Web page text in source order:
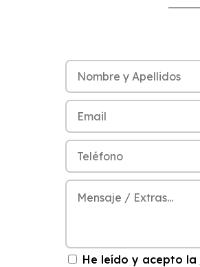
He leído y acepto la